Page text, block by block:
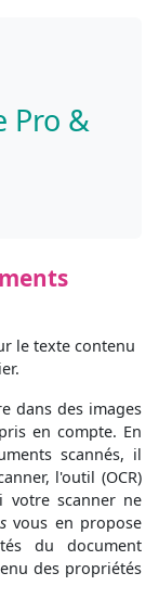
Pro &
le texte contenu
dans des images
en compte. En
scannés, il
l'outil (OCR)
votre scanner ne
vous en propose
du document
des propriétés